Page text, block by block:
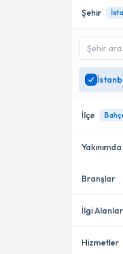
Online
Sadece
uzman ara
Şehir
İlçe
Kadıköy
Branşlar
Klinik
İlgi
Hizmetler